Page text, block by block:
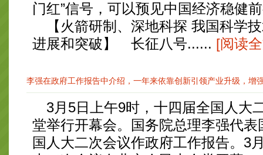
门红”信号，可以预见中国经济稳健
【火箭研制、深地科探 我国科学
进展和突破】 长征八号...... [阅读
李强在政府工作报告中介绍，一年来依靠创新引领产业升级，增
3月5日上午9时，十四届全国人大
堂举行开幕会。国务院总理李强代
国人大二次会议作政府工作报告。3